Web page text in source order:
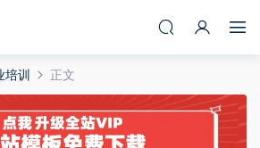
培训 正文